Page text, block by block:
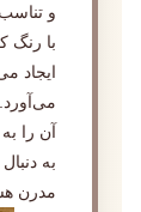
با رنگ
ایجاد
آن را
به
مدرن